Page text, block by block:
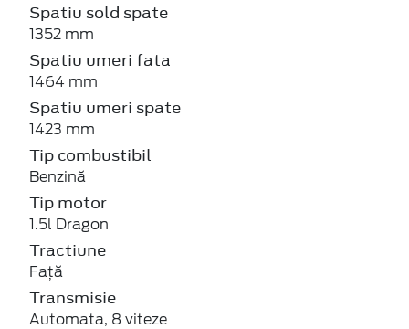
Spatiu sold spate
1352 mm
Spatiu umeri fata
1464 mm
Spatiu umeri spate
1423 mm
Tip combustibil
Benzină
Tip motor
1.5l Dragon
Tractiune
Față
Transmisie
Automata, 8 viteze